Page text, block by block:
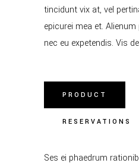
tincidunt vix at, vel
epicurei mea et.
nec eu expetendis. Vis
PRODUCT
RESERVATIONS
Ses ei phaedrum